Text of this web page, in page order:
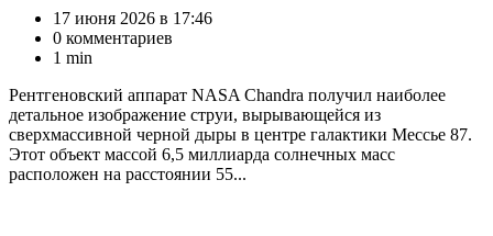
17 июня 2026 в 17:46
0 комментариев
1 min
Рентгеновский аппарат NASA Chandra получил наиболее
детальное изображение струи, вырывающейся из
сверхмассивной черной дыры в центре галактики Мессье 87.
Этот объект массой 6,5 миллиарда солнечных масс
расположен на расстоянии 55...